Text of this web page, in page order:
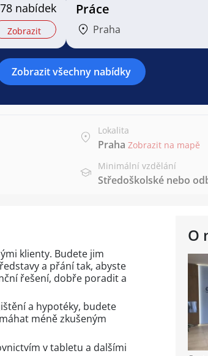
nabídek
Zobrazit
Práce
Praha
Zobrazit všechny nabídky
Lokalita
Praha Zobrazit na mapě
Minimální vzdělání
Středoškolské nebo
O
klienty. Budete jim
a přání tak, abyste
řešení, dobře poradit a
a hypotéky, budete
méně zkušeným
v tabletu a dalšími